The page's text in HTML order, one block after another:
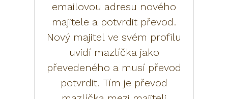
emailovou adresu nového
majitele a potvrdit převod.
Nový majitel ve svém profilu
uvidí mazlíčka jako
převedeného a musí převod
potvrdit. Tím je převod